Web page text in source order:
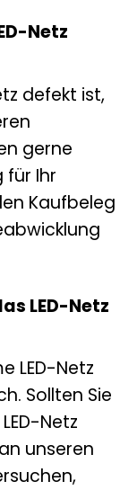
Netz
defekt ist,
gerne
für Ihr
Kaufbeleg
LED-Netz
LED-Netz
Sollten Sie
Netz
unseren